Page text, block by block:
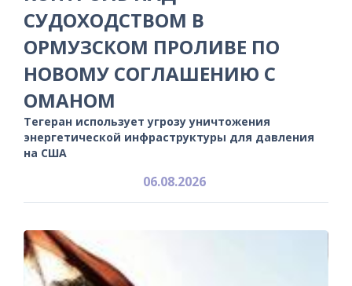
СУДОХОДСТВОМ В
ОРМУЗСКОМ ПРОЛИВЕ ПО
НОВОМУ СОГЛАШЕНИЮ С
ОМАНОМ
Тегеран использует угрозу уничтожения
энергетической инфраструктуры для давления
на США
06.08.2026